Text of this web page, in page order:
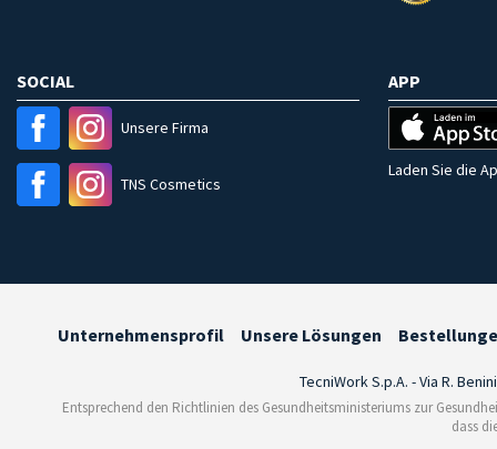
SOCIAL
Unsere Firma
TNS Cosmetics
APP
Laden Sie die
Unternehmensprofil Unsere Lösungen
TecniWork S.p.A. - Via R.
Entsprechend den Richtlinien des Gesundheitsministeriums zur
dass